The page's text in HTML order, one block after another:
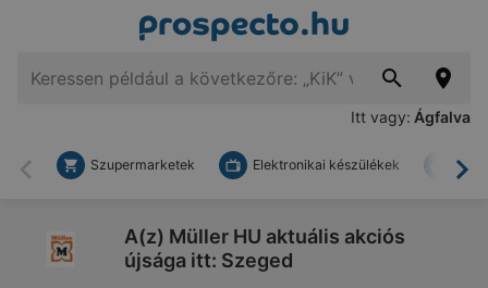
Itt vagy: Ágfalva
Vissza
Szupermarketek Elektronikai készülékek
A(z) Müller HU aktuális akciós
újsága itt: Szeged